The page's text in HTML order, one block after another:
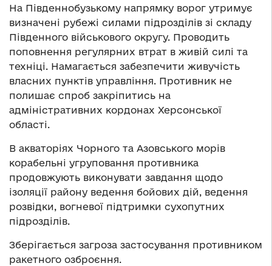
На Південнобузькому напрямку ворог утримує
визначені рубежі силами підрозділів зі складу
Південного військового округу. Проводить
поповнення регулярних втрат в живій силі та
техніці. Намагається забезпечити живучість
власних пунктів управління. Противник не
полишає спроб закріпитись на
адміністративних кордонах Херсонської
області.
В акваторіях Чорного та Азовського морів
корабельні угруповання противника
продовжують виконувати завдання щодо
ізоляції району ведення бойових дій, ведення
розвідки, вогневої підтримки сухопутних
підрозділів.
Зберігається загроза застосування противником
ракетного озброєння.